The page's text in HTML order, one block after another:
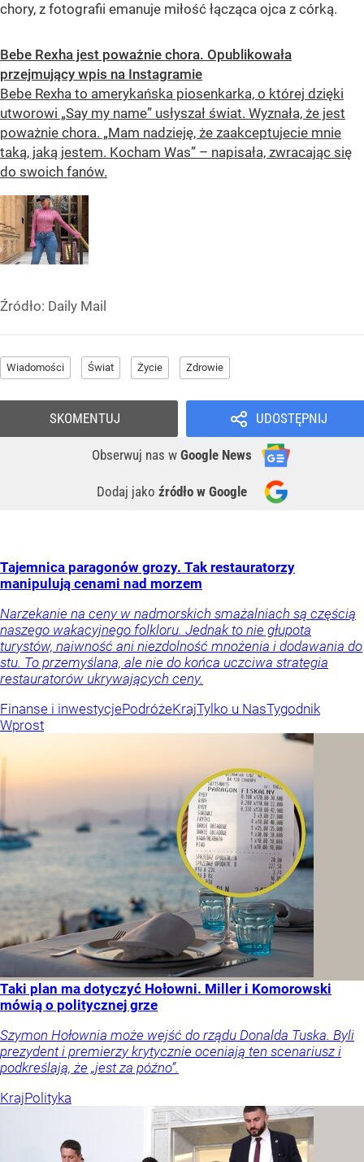
chory, z fotografii emanuje miłość łącząca ojca z córką.
Bebe Rexha jest poważnie chora. Opublikowała
przejmujący wpis na Instagramie
Bebe Rexha to amerykańska piosenkarka, o której dzięki
utworowi „Say my name” usłyszał świat. Wyznała, że jest
poważnie chora. „Mam nadzieję, że zaakceptujecie mnie
taką, jaką jestem. Kocham Was” – napisała, zwracając się
do swoich fanów.
Źródło: Daily Mail
Wiadomości Świat Życie Zdrowie
UDOSTĘPNIJ
Obserwuj nas w Google News
Dodaj jako źródło w Google
SKOMENTUJ
Tajemnica paragonów grozy. Tak restauratorzy
manipulują cenami nad morzem
Narzekanie na ceny w nadmorskich smażalniach są częścią
naszego wakacyjnego folkloru. Jednak to nie głupota
turystów, naiwność ani niezdolność mnożenia i dodawania do
stu. To przemyślana, ale nie do końca uczciwa strategia
restauratorów ukrywających ceny.
Finanse i inwestycjePodróżeKrajTylko u NasTygodnik
Wprost
Taki plan ma dotyczyć Hołowni. Miller i Komorowski
mówią o politycznej grze
Szymon Hołownia może wejść do rządu Donalda Tuska. Byli
prezydent i premierzy krytycznie oceniają ten scenariusz i
podkreślają, że „jest za późno”.
KrajPolityka